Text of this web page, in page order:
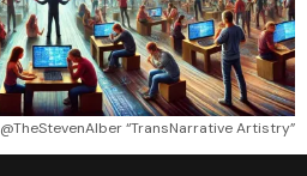
@TheStevenAlber “TransNarrative Artistry”